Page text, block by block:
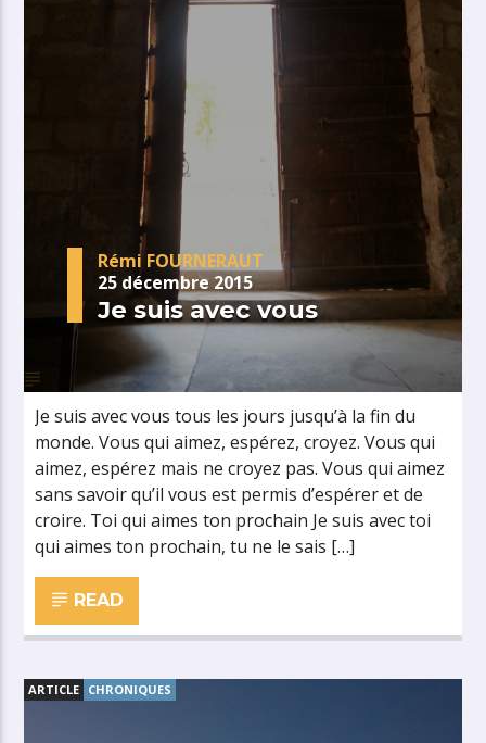
Rémi FOURNERAUT
25 décembre 2015
Je suis avec vous
Je suis avec vous tous les jours jusqu’à la fin du
monde. Vous qui aimez, espérez, croyez. Vous qui
aimez, espérez mais ne croyez pas. Vous qui aimez
sans savoir qu’il vous est permis d’espérer et de
croire. Toi qui aimes ton prochain Je suis avec toi
qui aimes ton prochain, tu ne le sais […]
READ
ARTICLE CHRONIQUES